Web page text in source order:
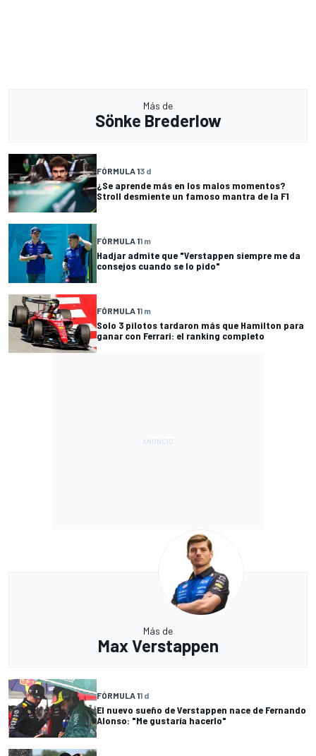
Más de
Sönke Brederlow
FÓRMULA 13 d
¿Se aprende más en los malos momentos?
Stroll desmiente un famoso mantra de la F1
FÓRMULA 11 m
Hadjar admite que "Verstappen siempre me da
consejos cuando se lo pido"
FÓRMULA 11 m
Solo 3 pilotos tardaron más que Hamilton para
ganar con Ferrari: el ranking completo
Más de
Max Verstappen
FÓRMULA 11 d
El nuevo sueño de Verstappen nace de Fernando
Alonso: "Me gustaría hacerlo"